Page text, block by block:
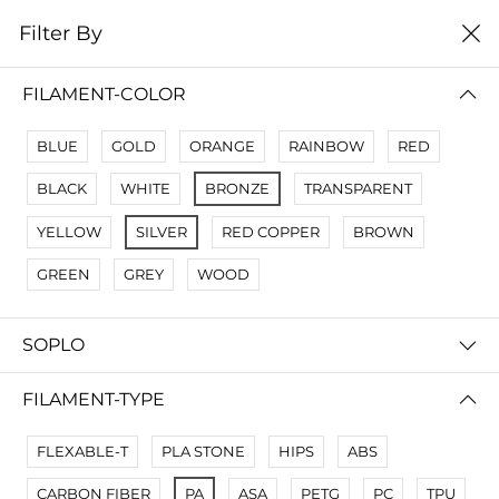
0
цена от высокой к
No Results
Not Found Filters1
Not Found Filters2
Filter By
FILAMENT-COLOR
BLUE GOLD ORANGE RAINBOW RED
BLACK WHITE BRONZE TRANSPARENT
YELLOW SILVER RED COPPER BROWN
GREEN GREY WOOD
SOPLO
FILAMENT-TYPE
FLEXABLE-T PLA STONE HIPS ABS
CARBON FIBER PA ASA PETG PC TPU